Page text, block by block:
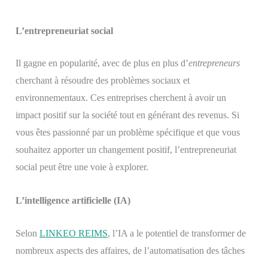
L’entrepreneuriat social
Il gagne en popularité, avec de plus en plus d’entrepreneurs
cherchant à résoudre des problèmes sociaux et
environnementaux. Ces entreprises cherchent à avoir un
impact positif sur la société tout en générant des revenus. Si
vous êtes passionné par un problème spécifique et que vous
souhaitez apporter un changement positif, l’entrepreneuriat
social peut être une voie à explorer.
L’intelligence artificielle (IA)
SelonLINKEO REIMS, l’IA a le potentiel de transformer de
nombreux aspects des affaires, de l’automatisation des tâches